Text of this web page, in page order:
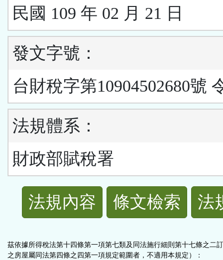
民國 109 年 02 月 21 日
發文字號：
台財稅字第10904502680號
法規體系：
財政部賦稅署
規
功
法規內容 條文檢索 法
茲依據所得稅法第十四條第一項第七類及同法施行細則第十七條之二
之房屋屬同法第四條之四第一項規定範圍者，不適用本規定）：